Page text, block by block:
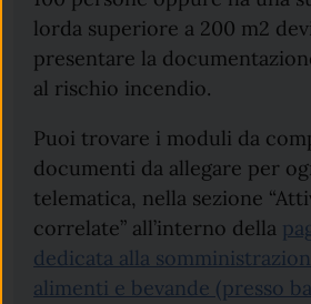
lorda superiore a 200 m2
presentare la
al rischio incendio.
Puoi trovare i moduli da
documenti da allegare per
telematica, nella sezione
correlate” all’interno della
dedicata alla
alimenti e bevande (presso